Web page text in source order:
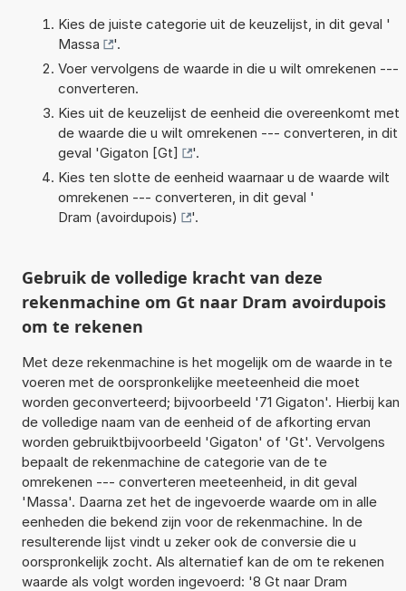
Kies de juiste categorie uit de keuzelijst, in dit geval '
Massa
'.
Voer vervolgens de waarde in die u wilt omrekenen ---
converteren.
Kies uit de keuzelijst de eenheid die overeenkomt met
de waarde die u wilt omrekenen --- converteren, in dit
geval 'Gigaton [Gt]
'.
Kies ten slotte de eenheid waarnaar u de waarde wilt
omrekenen --- converteren, in dit geval '
Dram (avoirdupois)
'.
Gebruik de volledige kracht van deze
rekenmachine om Gt naar Dram avoirdupois
om te rekenen
Met deze rekenmachine is het mogelijk om de waarde in te
voeren met de oorspronkelijke meeteenheid die moet
worden geconverteerd; bijvoorbeeld '71 Gigaton'. Hierbij kan
de volledige naam van de eenheid of de afkorting ervan
worden gebruiktbijvoorbeeld 'Gigaton' of 'Gt'. Vervolgens
bepaalt de rekenmachine de categorie van de te
omrekenen --- converteren meeteenheid, in dit geval
'Massa'. Daarna zet het de ingevoerde waarde om in alle
eenheden die bekend zijn voor de rekenmachine. In de
resulterende lijst vindt u zeker ook de conversie die u
oorspronkelijk zocht. Als alternatief kan de om te rekenen
waarde als volgt worden ingevoerd: '8 Gt naar Dram